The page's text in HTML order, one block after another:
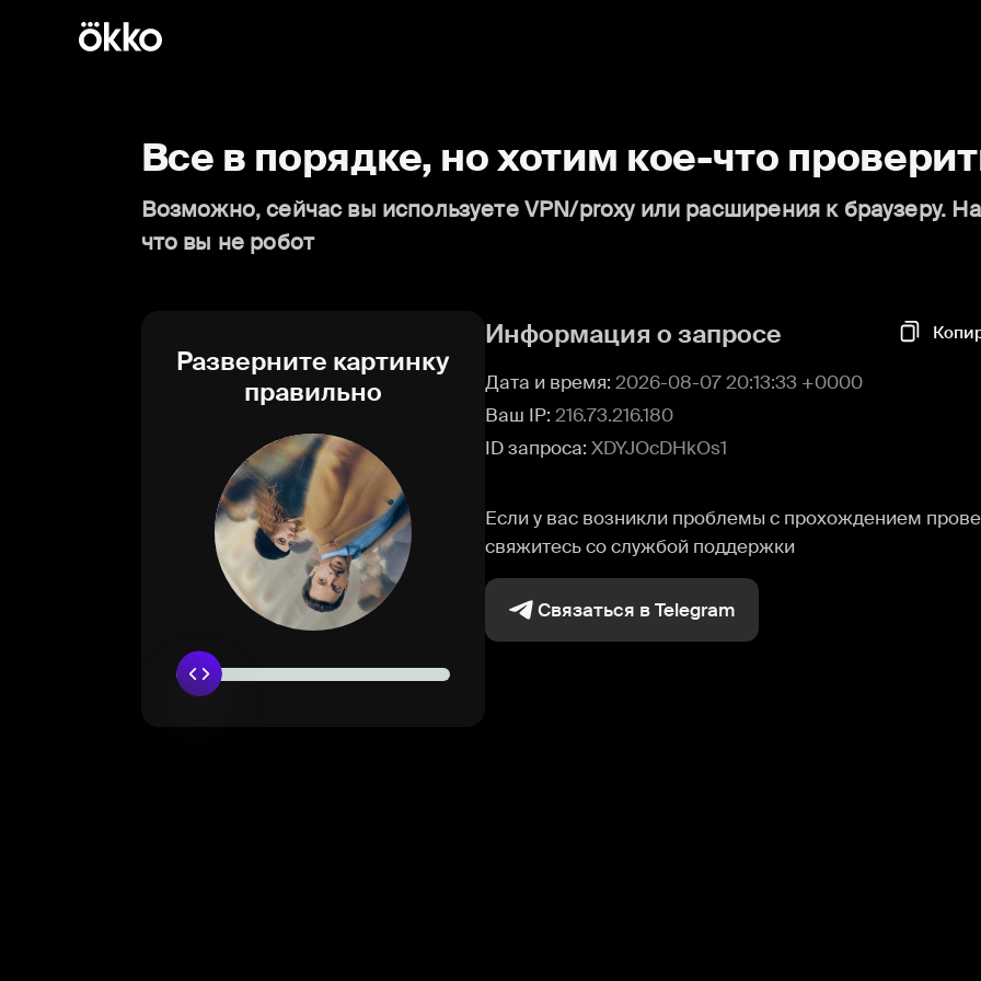
Все в порядке, но хотим кое-что
Возможно, сейчас вы используете VPN/proxy или расширения к браузеру.
что вы не робот
Разверните картинку
правильно
Информация о запросе
Дата и время: 2026-08-07 20:13:33 +0000
Ваш IP: 216.73.216.180
ID запроса: XDYJOcDHkOs1
Если у вас возникли проблемы с прохождением
свяжитесь со службой поддержки
Связаться в Telegram